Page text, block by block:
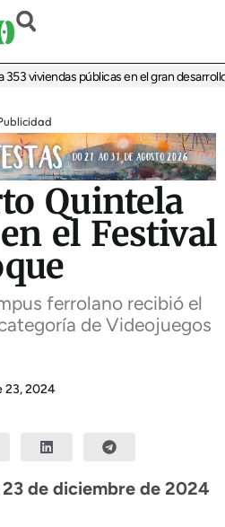
viviendas públicas en el gran desarrollo
Quintela
el Festival
ferrolano recibió el
de Videojuegos
23, 2024
23 de diciembre de 2024